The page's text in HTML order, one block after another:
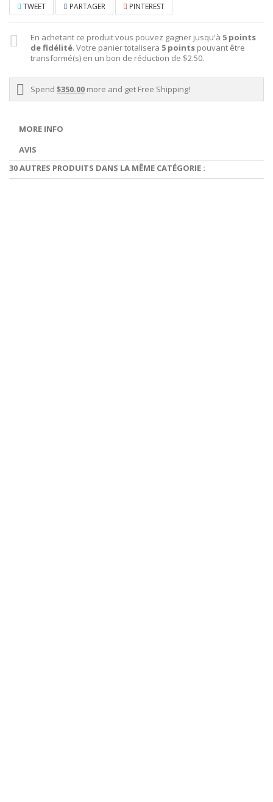
TWEET PARTAGER PINTEREST
En achetant ce produit vous pouvez gagner jusqu'à 5 points
de fidélité. Votre panier totalisera 5 points pouvant être
transformé(s) en un bon de réduction de $2.50.
Spend $350.00 more and get Free Shipping!
MORE INFO
AVIS
30 AUTRES PRODUITS DANS LA MÊME CATÉGORIE :